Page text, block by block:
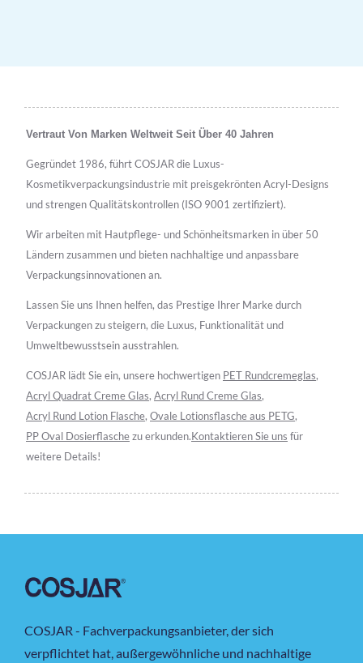
Vertraut Von Marken Weltweit Seit Über 40 Jahren
Gegründet 1986, führt COSJAR die Luxus-
Kosmetikverpackungsindustrie mit preisgekrönten Acryl-Designs
und strengen Qualitätskontrollen (ISO 9001 zertifiziert).
Wir arbeiten mit Hautpflege- und Schönheitsmarken in über 50
Ländern zusammen und bieten nachhaltige und anpassbare
Verpackungsinnovationen an.
Lassen Sie uns Ihnen helfen, das Prestige Ihrer Marke durch
Verpackungen zu steigern, die Luxus, Funktionalität und
Umweltbewusstsein ausstrahlen.
COSJAR lädt Sie ein, unsere hochwertigen PET Rundcremeglas,
Acryl Quadrat Creme Glas, Acryl Rund Creme Glas,
Acryl Rund Lotion Flasche, Ovale Lotionsflasche aus PETG,
PP Oval Dosierflaschezu erkunden.Kontaktieren Sie uns für
weitere Details!
COSJAR - Fachverpackungsanbieter, der sich
verpflichtet hat, außergewöhnliche und nachhaltige